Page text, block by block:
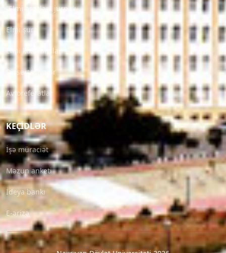
“Elmi əsərlər” jurnalı
Elmi şura
Elmi konfranslar
Dissertasiyalar
Avtoreferatlar
KEÇIDLƏR
İşə müraciət
Məzun anketi
İdeya bankı
E-ərizə